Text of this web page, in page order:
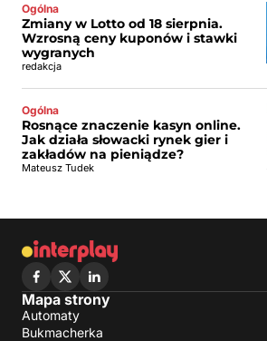
Ogólna
Zmiany w Lotto od 18 sierpnia.
Wzrosną ceny kuponów i stawki
wygranych
redakcja
Ogólna
Rosnące znaczenie kasyn online.
Jak działa słowacki rynek gier i
zakładów na pieniądze?
Mateusz Tudek
Mapa strony
Automaty
Bukmacherka